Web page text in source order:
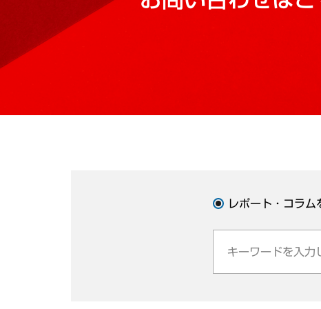
レポート・コラム